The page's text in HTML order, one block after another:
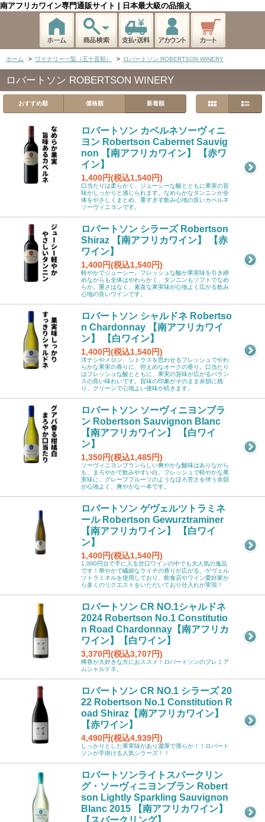
南アフリカワイン専門通販サイト | 日本最大級の品揃え
ホーム > ワイナリー一覧（五十音順） > ロバートソン ROBERTSON WINERY
ロバートソン ROBERTSON WINERY
おすすめ順 価格順 新着順
ロバートソン カベルネソーヴィニ
ヨン Robertson Cabernet Sauvig
non 【南アフリカワイン】 【赤ワ
イン】
1,400円(税込1,540円)
口当たりは柔らかく、ジューシーな酸とともに果実の旨
味がしっかりと感じられます。なめらかなタンニンが全
体をやさしくまとめ、重すぎず飲み心地の良いカベルネ
ソーヴィニヨンです。
ロバートソン シラーズ Robertson
Shiraz 【南アフリカワイン】 【赤
ワイン】
1,400円(税込1,540円)
軽やかでジューシー。フレッシュな酸が果実味を引き締
めながらも全体はやわらかく、タンニンもソフトでなめ
らか。重さはなく、素直な果実味が心地よく広がる飲み
心地の良いワインです。
ロバートソン シャルドネ Robertso
n Chardonnay 【南アフリカワイ
ン】 【白ワイン】
1,400円(税込1,540円)
洋ナシやメロン、シトラスを思わせるフレッシュでやわ
らかな果実の香りに、控えめなオークの香り。口当たり
はフレッシュな酸とともに、果実の旨味が広がるバラン
スの良い味わいです。旨味の印象がそのまま余韻に残
り、クリーンで心地よい後味が続きます。
ロバートソン ソーヴィニヨンブラ
ン Robertson Sauvignon Blanc
【南アフリカワイン】 【白ワイ
ン】
1,350円(税込1,485円)
ソーヴィニヨンブランらしい爽やかな酸味はありながら
も、まろやかで飲みやすい白。フレッシュで軽やかな果
実味に、グレープフルーツのようなほろ苦さを伴う余韻
が心地よく、爽やかな一本です。
ロバートソン ゲヴェルツトラミネ
ール Robertson Gewurztraminer
【南アフリカワイン】 【白ワイ
ン】
1,400円(税込1,540円)
1,000円台で手に入る甘口ワインの中でも大人気の逸品
です！華やかで繊細なライチの香りが広がる、ゲヴェル
ツトラミネルを使用しており、飲食店やワイン愛好家か
ら多くのリクエストをいただいており仕入れが実現！
ロバートソン CR NO.1シャルドネ
2024 Robertson No.1 Constitutio
n Road Chardonnay【南アフリカ
ワイン】【白ワイン】
3,370円(税込3,707円)
樽香が大好きな方におススメ！ロバートソンのプレミア
ムシャルドネ。
ロバートソン CR NO.1 シラーズ 20
22 Robertson No.1 Constitution R
oad Shiraz【南アフリカワイン】
【赤ワイン】
4,490円(税込4,939円)
しっかりとした果実味があり濃厚で滑らか！！ロバート
ソンが手掛ける人気シラーズ！！
ロバートソンライトスパークリン
グ・ソーヴィニヨンブラン Robert
son Lightly Sparkling Sauvignon
Blanc 2015 【南アフリカワイン】
【スパークリング】